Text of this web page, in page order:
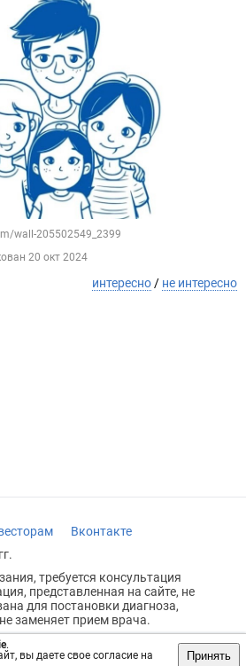
.
вы даете свое согласие на
Принять
wall-205502549_2399
20 окт 2024
интересно / не интересно
Вконтакте
требуется консультация
представленная на сайте, не
для постановки диагноза,
заменяет прием врача.
18+